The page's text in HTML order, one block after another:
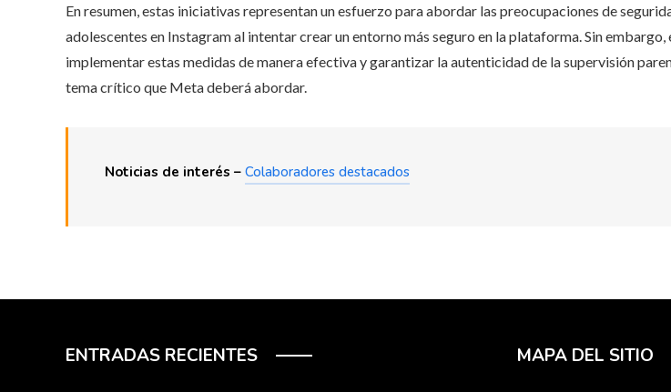
En resumen, estas iniciativas representan un esfuerzo para abordar las preocupaciones de
adolescentes en Instagram al intentar crear un entorno más seguro en la plataforma. Sin embargo,
implementar estas medidas de manera efectiva y garantizar la autenticidad de la supervisión
tema crítico que Meta deberá abordar.
Noticias de interés – Colaboradores destacados
ENTRADAS RECIENTES MAPA DEL SITIO